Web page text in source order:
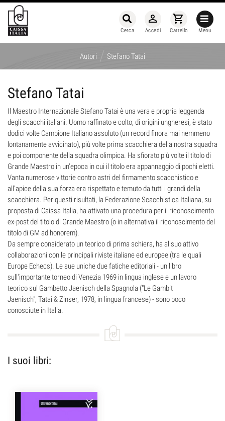
Menu
shopping_cart
Carrello
person_outline
Accedi
Cerca
Autori / Stefano Tatai
Stefano Tatai
Il Maestro Internazionale Stefano Tatai è una vera e propria leggenda
degli scacchi italiani. Uomo raffinato e colto, di origini ungheresi, è stato
dodici volte Campione Italiano assoluto (un record finora mai nemmeno
lontanamente avvicinato), più volte prima scacchiera della nostra squadra
e poi componente della squadra olimpica. Ha sfiorato più volte il titolo di
Grande Maestro in un'epoca in cui il titolo era appannaggio di pochi eletti.
Vanta numerose vittorie contro astri del firmamento scacchistico e
all'apice della sua forza era rispettato e temuto da tutti i grandi della
scacchiera. Per questi risultati, la Federazione Scacchistica Italiana, su
proposta di Caissa Italia, ha attivato una procedura per il riconoscimento
ex-post del titolo di Grande Maestro (o in alternativa il riconoscimento del
titolo di GM ad honorem).
Da sempre considerato un teorico di prima schiera, ha al suo attivo
collaborazioni con le principali riviste italiane ed europee (tra le quali
Europe Echecs). Le sue uniche due fatiche editoriali - un libro
sull'importante torneo di Venezia 1969 in lingua inglese e un lavoro
teorico sul Gambetto Jaenisch della Spagnola ("Le Gambit
Jaenisch", Tatai & Zinser, 1978, in lingua francese) - sono poco
conosciute in Italia.
I suoi libri: